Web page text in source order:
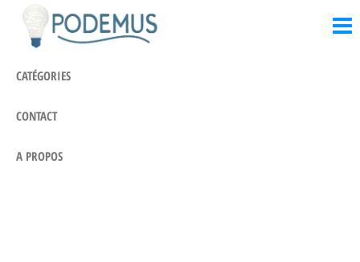
Passer
CATÉGORIES
CONTACT
A PROPOS